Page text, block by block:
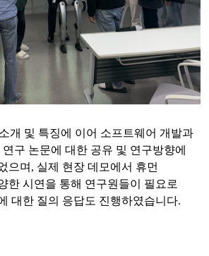
개 및 특징에 이어 소프트웨어 개발과
구 논문에 대한 공유 및 연구방향에
으며, 실제 현장 데모에서 휴먼
한 시연을 통해 연구원들이 필요로
대한 질의 응답도 진행하였습니다.